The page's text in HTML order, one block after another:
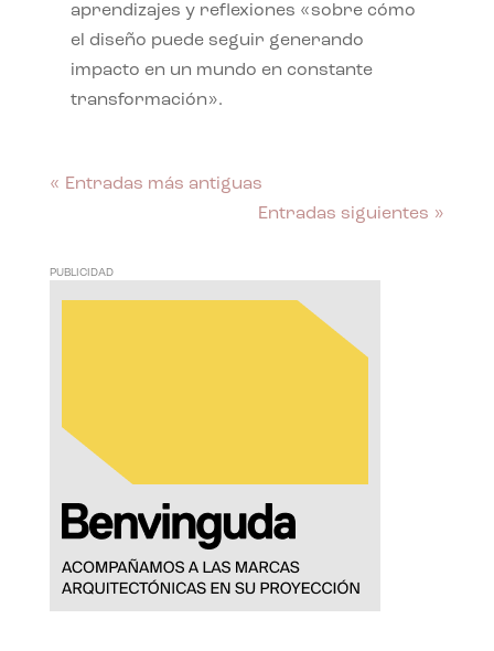
aprendizajes y reflexiones «sobre cómo
el diseño puede seguir generando
impacto en un mundo en constante
transformación».
« Entradas más antiguas
Entradas siguientes »
PUBLICIDAD